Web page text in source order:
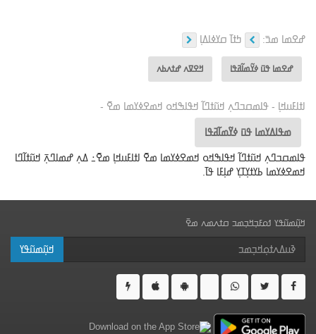
ߝߐߘߊ ߘߏ߫: ߤߙߊ߫ ߛߌߦߊߡߊ߲
ߝߐߘߊ ߟߎ߫ ߦߌ߬ߘߊ߬ߥߟߊ ߞߐߜߍ ߝߙߍߕߍ
ߊߙߊߓߎߞߊ߲ - ߟߊߘߛߏߣߍ߲ ߞߎ߬ߙߣߊ߬ ߞߟߊߒߞߋ ߞߘߐߦߌߘߊ ߘߐ߫ -
ߘߟߊߡߌߘߊ ߟߎ߫ ߦߌ߬ߘߊ߬ߥߟߊ
ߟߊߘߛߏߣߍ߲ ߞߎ߬ߙߣߊ߬ ߞߟߊߒߞߋ ߞߘߐߦߌߘߊ ߘߐ߫ ߊߙߊߓߎߞߊ߲ ߘߐ߫߸ ߡߍ߲ ߝߘߊߣߍ߲߫ ߞߎ߬ߙߊ߬ߣߊ
ߞߘߐߦߌߘߊ ߕߌߙߌ߲ߠߌ߲ ߝߊ߲ߓߊ ߟߊ߫.
ߞߎ߲߬ߘߎ߬ߟߌ ߗߋߓߏ߲ߞߏ߲ߘߏ ߛߙߍߘߍ ߘߐ߫
ߞߎ߲߬ߘߎ߬ߟߌ